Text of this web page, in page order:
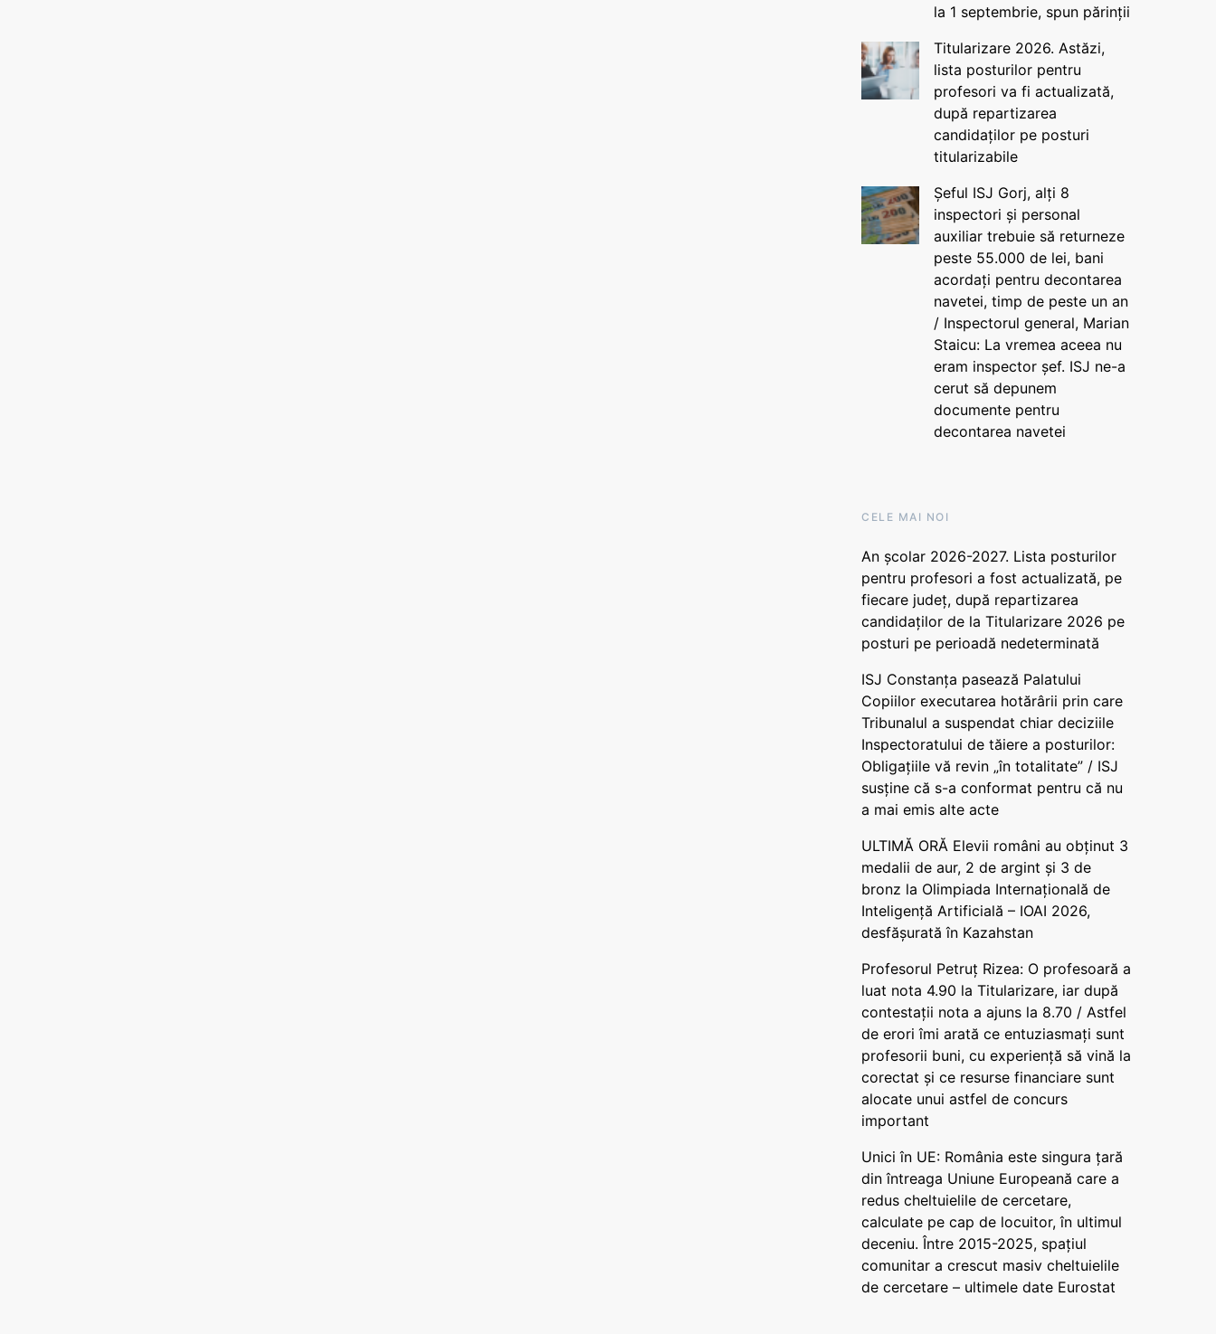
la 1 septembrie, spun părinții
Titularizare 2026. Astăzi,
lista posturilor pentru
profesori va fi actualizată,
după repartizarea
candidaților pe posturi
titularizabile
Șeful ISJ Gorj, alți 8
inspectori și personal
auxiliar trebuie să returneze
peste 55.000 de lei, bani
acordați pentru decontarea
navetei, timp de peste un an
/ Inspectorul general, Marian
Staicu: La vremea aceea nu
eram inspector șef. ISJ ne-a
cerut să depunem
documente pentru
decontarea navetei
CELE MAI NOI
An școlar 2026-2027. Lista posturilor
pentru profesori a fost actualizată, pe
fiecare județ, după repartizarea
candidaților de la Titularizare 2026 pe
posturi pe perioadă nedeterminată
ISJ Constanța pasează Palatului
Copiilor executarea hotărârii prin care
Tribunalul a suspendat chiar deciziile
Inspectoratului de tăiere a posturilor:
Obligațiile vă revin „în totalitate” / ISJ
susține că s-a conformat pentru că nu
a mai emis alte acte
ULTIMĂ ORĂ Elevii români au obținut 3
medalii de aur, 2 de argint și 3 de
bronz la Olimpiada Internațională de
Inteligență Artificială – IOAI 2026,
desfășurată în Kazahstan
Profesorul Petruț Rizea: O profesoară a
luat nota 4.90 la Titularizare, iar după
contestații nota a ajuns la 8.70 / Astfel
de erori îmi arată ce entuziasmați sunt
profesorii buni, cu experiență să vină la
corectat și ce resurse financiare sunt
alocate unui astfel de concurs
important
Unici în UE: România este singura țară
din întreaga Uniune Europeană care a
redus cheltuielile de cercetare,
calculate pe cap de locuitor, în ultimul
deceniu. Între 2015-2025, spațiul
comunitar a crescut masiv cheltuielile
de cercetare – ultimele date Eurostat